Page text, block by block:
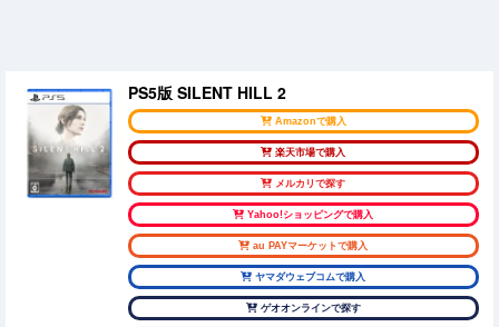
PS5版 SILENT HILL 2
Amazonで購入
楽天市場で購入
メルカリで探す
Yahoo!ショッピングで購入
au PAYマーケットで購入
ヤマダウェブコムで購入
ゲオオンラインで探す